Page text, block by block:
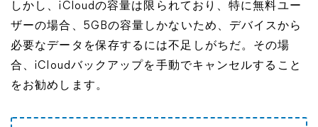
しかし、iCloudの容量は限られており、特に無料ユー
ザーの場合、5GBの容量しかないため、デバイスから
必要なデータを保存するには不足しがちだ。その場
合、iCloudバックアップを手動でキャンセルすること
をお勧めします。